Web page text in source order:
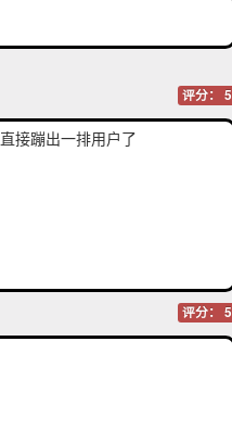
评分： 5
接蹦出一排用户了
评分： 5